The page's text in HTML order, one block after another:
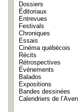
Dossiers
Éditoriaux
Entrevues
Festivals
Chroniques
Essais
Cinéma québécois
Récits
Rétrospectives
Événements
Balados
Expositions
Bandes dessinées
Calendriers de